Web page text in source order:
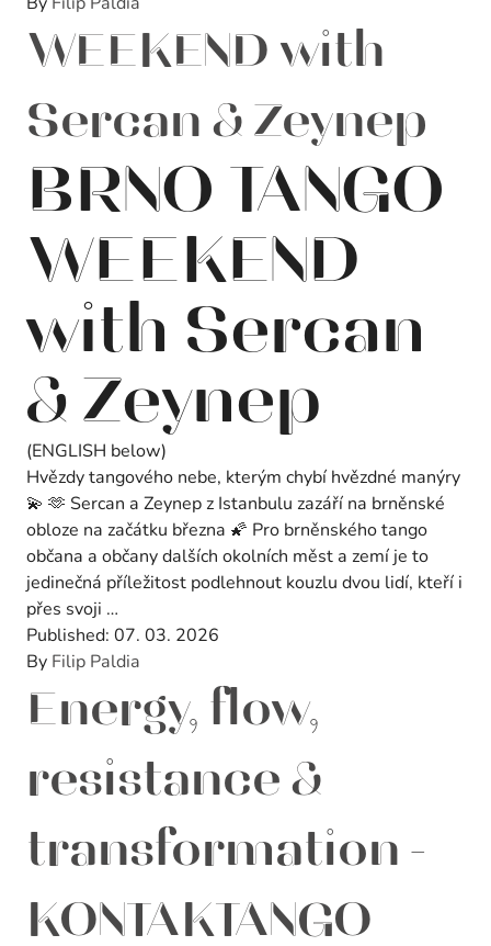
WEEKEND with
Sercan & Zeynep
BRNO TANGO
WEEKEND
with Sercan
& Zeynep
(ENGLISH below)
Hvězdy tangového nebe, kterým chybí hvězdné manýry
💫 🫶 Sercan a Zeynep z Istanbulu zazáří na brněnské
obloze na začátku března 🌠 Pro brněnského tango
občana a občany dalších okolních měst a zemí je to
jedinečná příležitost podlehnout kouzlu dvou lidí, kteří i
přes svoji …
Published:07. 03. 2026
By Filip Paldia
Energy, flow,
resistance &
transformation -
KONTAKTANGO